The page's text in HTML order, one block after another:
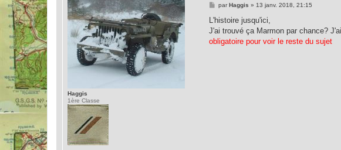
Haggis
1ère Classe
M
s
a
g
parHaggis » 13 janv. 2018, 21:15
L'histoire jusqu'ici,
J'ai trouvé ça Marmon par chance?
obligatoire pour voir le reste du sujet